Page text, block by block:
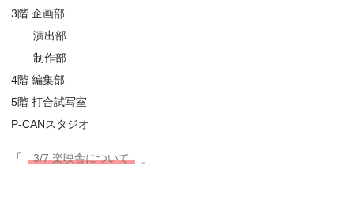
3階 企画部
演出部
制作部
4階 編集部
5階 打合試写室
P-CANスタジオ
「 3/7 楽映舎について 」